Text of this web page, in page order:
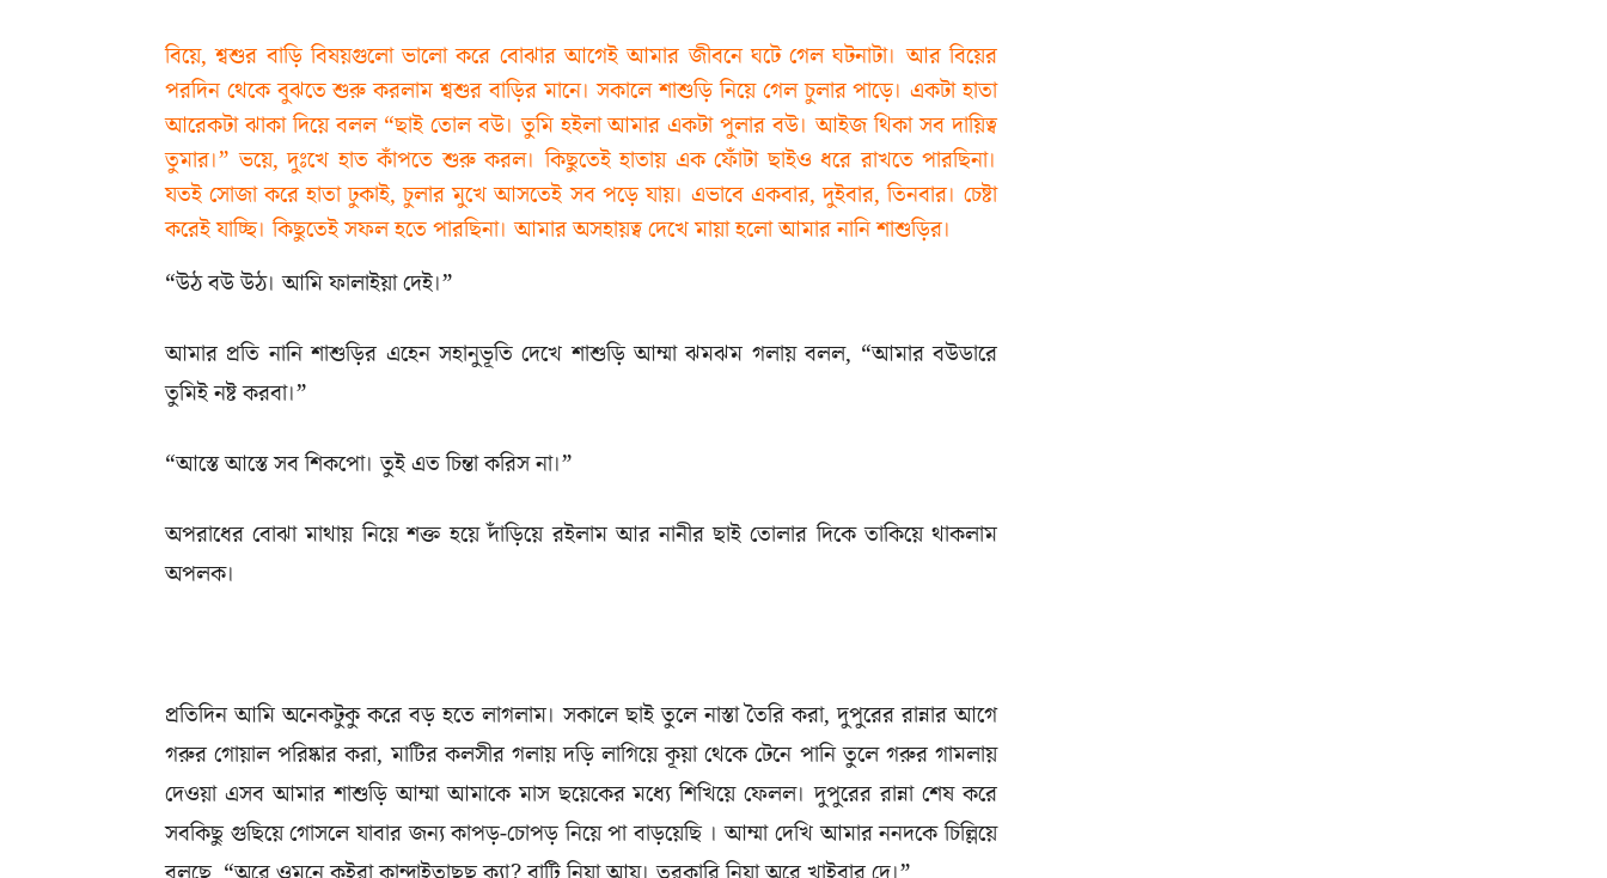
বিয়ে, শ্বশুর বাড়ি বিষয়গুলো ভালো করে বোঝার আগেই আমার জীবনে ঘটে গেল ঘটনাটা। আর বিয়ের
পরদিন থেকে বুঝতে শুরু করলাম শ্বশুর বাড়ির মানে। সকালে শাশুড়ি নিয়ে গেল চুলার পাড়ে। একটা হাতা
আরেকটা ঝাকা দিয়ে বলল “ছাই তোল বউ। তুমি হইলা আমার একটা পুলার বউ। আইজ থিকা সব দায়িত্ব
তুমার।” ভয়ে, দুঃখে হাত কাঁপতে শুরু করল। কিছুতেই হাতায় এক ফোঁটা ছাইও ধরে রাখতে পারছিনা।
যতই সোজা করে হাতা ঢুকাই, চুলার মুখে আসতেই সব পড়ে যায়। এভাবে একবার, দুইবার, তিনবার। চেষ্টা
করেই যাচ্ছি। কিছুতেই সফল হতে পারছিনা। আমার অসহায়ত্ব দেখে মায়া হলো আমার নানি শাশুড়ির।
“উঠ বউ উঠ। আমি ফালাইয়া দেই।”
আমার প্রতি নানি শাশুড়ির এহেন সহানুভূতি দেখে শাশুড়ি আম্মা ঝমঝম গলায় বলল, “আমার বউডারে
তুমিই নষ্ট করবা।”
“আস্তে আস্তে সব শিকপো। তুই এত চিন্তা করিস না।”
অপরাধের বোঝা মাথায় নিয়ে শক্ত হয়ে দাঁড়িয়ে রইলাম আর নানীর ছাই তোলার দিকে তাকিয়ে থাকলাম
অপলক।
প্রতিদিন আমি অনেকটুকু করে বড় হতে লাগলাম। সকালে ছাই তুলে নাস্তা তৈরি করা, দুপুরের রান্নার আগে
গরুর গোয়াল পরিষ্কার করা, মাটির কলসীর গলায় দড়ি লাগিয়ে কূয়া থেকে টেনে পানি তুলে গরুর গামলায়
দেওয়া এসব আমার শাশুড়ি আম্মা আমাকে মাস ছয়েকের মধ্যে শিখিয়ে ফেলল। দুপুরের রান্না শেষ করে
সবকিছু গুছিয়ে গোসলে যাবার জন্য কাপড়-চোপড় নিয়ে পা বাড়য়েছি । আম্মা দেখি আমার ননদকে চিল্লিয়ে